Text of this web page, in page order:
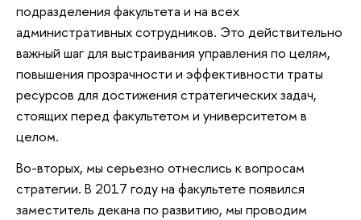
подразделения факультета и на всех
административных сотрудников. Это действительно
важный шаг для выстраивания управления по целям,
повышения прозрачности и эффективности траты
ресурсов для достижения стратегических задач,
стоящих перед факультетом и университетом в
целом.
Во-вторых, мы серьезно отнеслись к вопросам
стратегии. В 2017 году на факультете появился
заместитель декана по развитию, мы проводим